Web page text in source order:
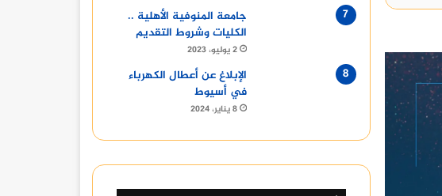
جامعة المنوفية الأهلية ..
الكليات وشروط التقديم
2 يوليو، 2023
الإبلاغ عن أعطال الكهرباء
في أسيوط
8 يناير، 2024